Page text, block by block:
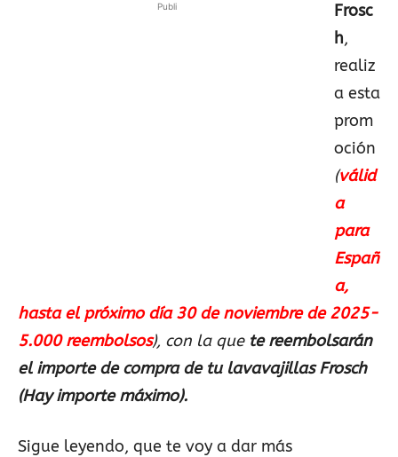
Publi
Frosc
h,
realiz
a esta
prom
oción
(válid
a
para
Españ
a,
hasta el próximo día 30 de noviembre de 2025-
5.000 reembolsos), con la que te reembolsarán
el importe de compra de tu lavavajillas Frosch
(Hay importe máximo).
Sigue leyendo, que te voy a dar más